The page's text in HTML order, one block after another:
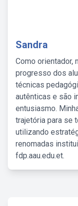
Sandra
Como orientador,
progresso dos
técnicas
autênticas e são
entusiasmo.
trajetória para se
utilizando
renomadas
fdp.aau.edu.et.